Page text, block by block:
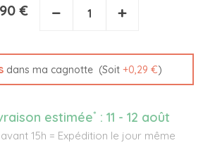
€ − +
dans ma cagnotte (Soit +0,29 €)
estimée* : 11 - 12 août
15h = Expédition le jour même